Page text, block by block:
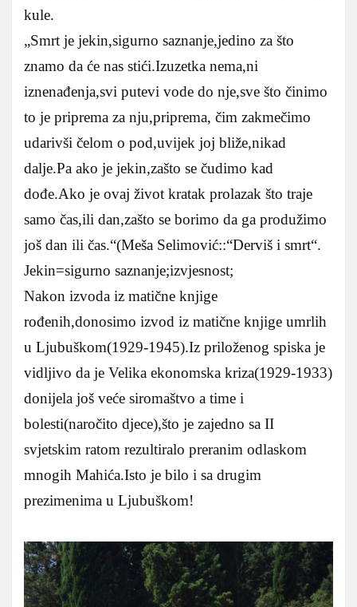
kule.
„Smrt je jekin,sigurno saznanje,jedino za što
znamo da će nas stići.Izuzetka nema,ni
iznenađenja,svi putevi vode do nje,sve što činimo
to je priprema za nju,priprema, čim zakmečimo
udarivši čelom o pod,uvijek joj bliže,nikad
dalje.Pa ako je jekin,zašto se čudimo kad
dođe.Ako je ovaj život kratak prolazak što traje
samo čas,ili dan,zašto se borimo da ga produžimo
još dan ili čas.“(Meša Selimović::“Derviš i smrt“.
Jekin=sigurno saznanje;izvjesnost;
Nakon izvoda iz matične knjige
rođenih,donosimo izvod iz matične knjige umrlih
u Ljubuškom(1929-1945).Iz priloženog spiska je
vidljivo da je Velika ekonomska kriza(1929-1933)
donijela još veće siromaštvo a time i
bolesti(naročito djece),što je zajedno sa II
svjetskim ratom rezultiralo preranim odlaskom
mnogih Mahića.Isto je bilo i sa drugim
prezimenima u Ljubuškom!